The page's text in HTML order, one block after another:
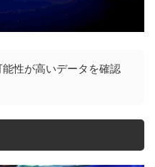
性が高いデータを確認